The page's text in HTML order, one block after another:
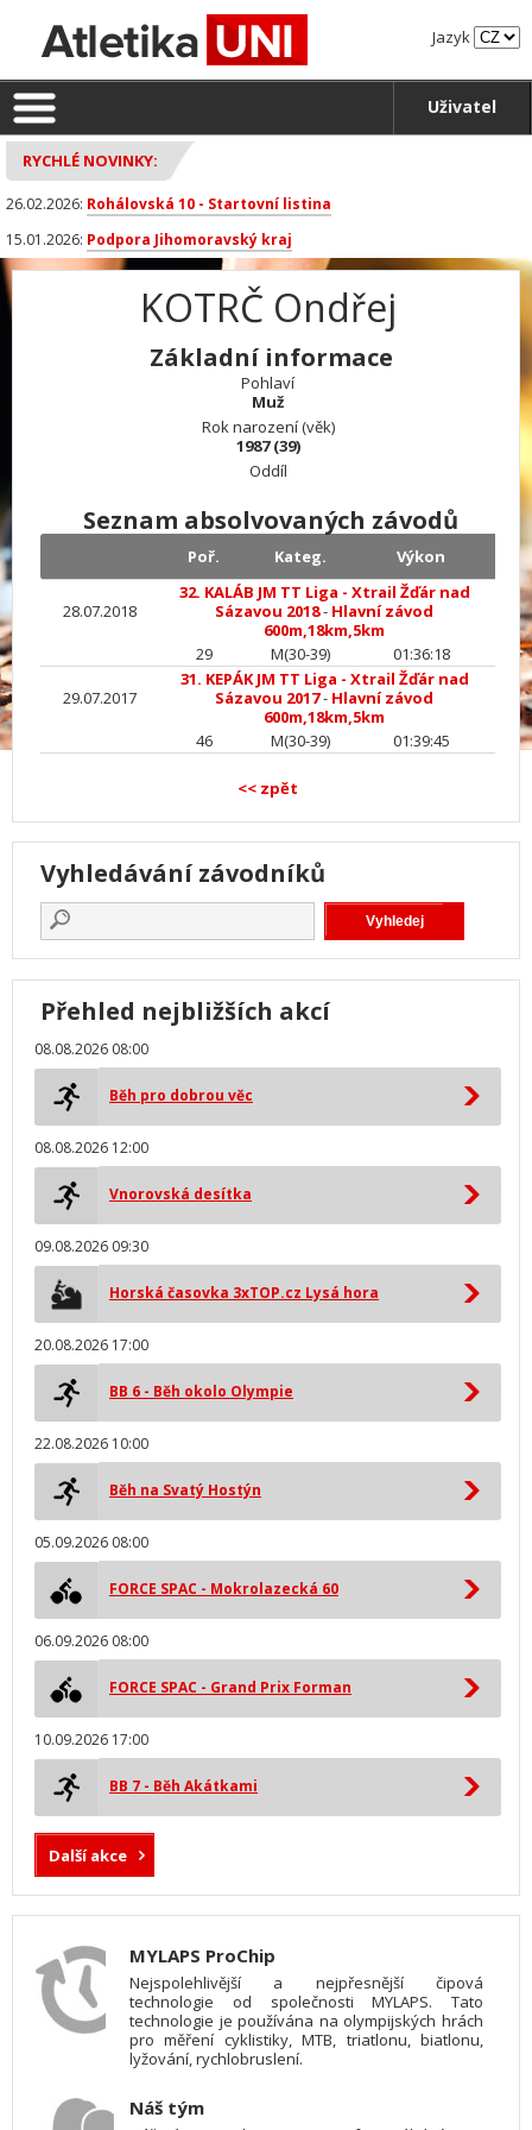
Jazyk
Uživatel
RYCHLÉ NOVINKY:
26.02.2026: Rohálovská 10 - Startovní listina
15.01.2026: Podpora Jihomoravský kraj
KOTRČ Ondřej
Základní informace
Pohlaví
Muž
Rok narození (věk)
1987 (39)
Oddíl
Seznam absolvovaných závodů
Poř. Kateg. Výkon
28.07.2018
32. KALÁB JM TT Liga - Xtrail Žďár nad
Sázavou 2018- Hlavní závod
600m,18km,5km
29
M(30-39) 01:36:18
29.07.2017
31. KEPÁK JM TT Liga - Xtrail Žďár nad
Sázavou 2017- Hlavní závod
600m,18km,5km
46
M(30-39) 01:39:45
<< zpět
Vyhledávání závodníků
Přehled nejbližších akcí
08.08.2026 08:00
Běh pro dobrou věc
08.08.2026 12:00
Vnorovská desítka
09.08.2026 09:30
Horská časovka 3xTOP.cz Lysá hora
20.08.2026 17:00
BB 6 - Běh okolo Olympie
22.08.2026 10:00
Běh na Svatý Hostýn
05.09.2026 08:00
FORCE SPAC - Mokrolazecká 60
06.09.2026 08:00
FORCE SPAC - Grand Prix Forman
10.09.2026 17:00
BB 7 - Běh Akátkami
Další akce
MYLAPS ProChip
Nejspolehlivější a nejpřesnější čipová
technologie od společnosti MYLAPS. Tato
technologie je používána na olympijských hrách
pro měření cyklistiky, MTB, triatlonu, biatlonu,
lyžování, rychlobruslení.
Náš tým